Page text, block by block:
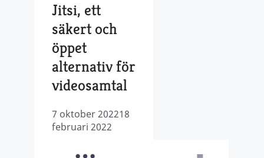
Jitsi, ett
säkert och
öppet
alternativ för
videosamtal
7 oktober 202218
februari 2022